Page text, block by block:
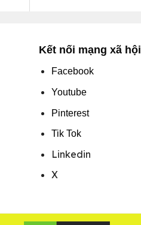
Kết nối mạng xã hội
Facebook
Youtube
Pinterest
Tik Tok
Linkedin
X